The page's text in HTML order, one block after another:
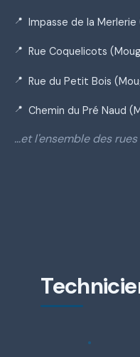
Impasse de la Merlerie
Rue Coquelicots
Rue du Petit Bois
Chemin du Pré Naud
…et l'ensemble des